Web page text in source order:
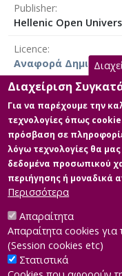
γραφής, στις
ερέθισμα για την
Το δεύτερο μέρος
δημιουργικί
πίνακες και γλυπτά
γίνεται το
συγγραφή.
Publisher
Hellenic Open
Licence
Αναφορά
Main Files
Διαχείριση
Για να παρέχουμε την
τεχνολογίες όπως
πρόσβαση σε
λόγω τεχνολογίες θα
δεδομένα προσωπικού
περιήγησης ή μοναδικά
Περισσότερα
Απαραίτητα
Απαραίτητα cookies για
(Session cookies etc)
Στατιστικά